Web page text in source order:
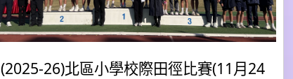
(2025-26)北區小學校際田徑比賽(11月24